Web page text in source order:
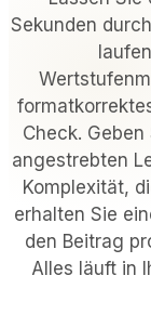
NACH
Restaurants mit
Gezwungene
Bars & Nachtclubs
Hotels & Resorts
Zum Mitnehmen
Food Trucks &
VERGLEICHEN
Sekunden
Check.
angestrebten
Komplexität,
erhalten Sie
den Beitrag
Alles läuft in